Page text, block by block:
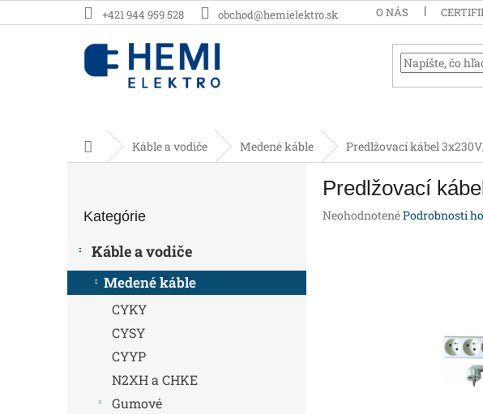
na
+421 944 959 528 obchod@hemielektro.sk O NÁS
DomovKáble a vodiče Medené káble Predlžovací kábel
n
kategórie
Kategórie
Káble a vodiče
Medené káble
CYKY
CYSY
CYYP
N2XH a CHKE
Gumové
Predlžovací
Priemerné
NeohodnotenéPodrobnosti